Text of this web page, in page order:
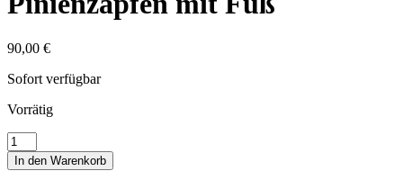
90,00 €
Sofort verfügbar
Vorrätig
Pinienzapfen
mit
Fuß
In den Warenkorb